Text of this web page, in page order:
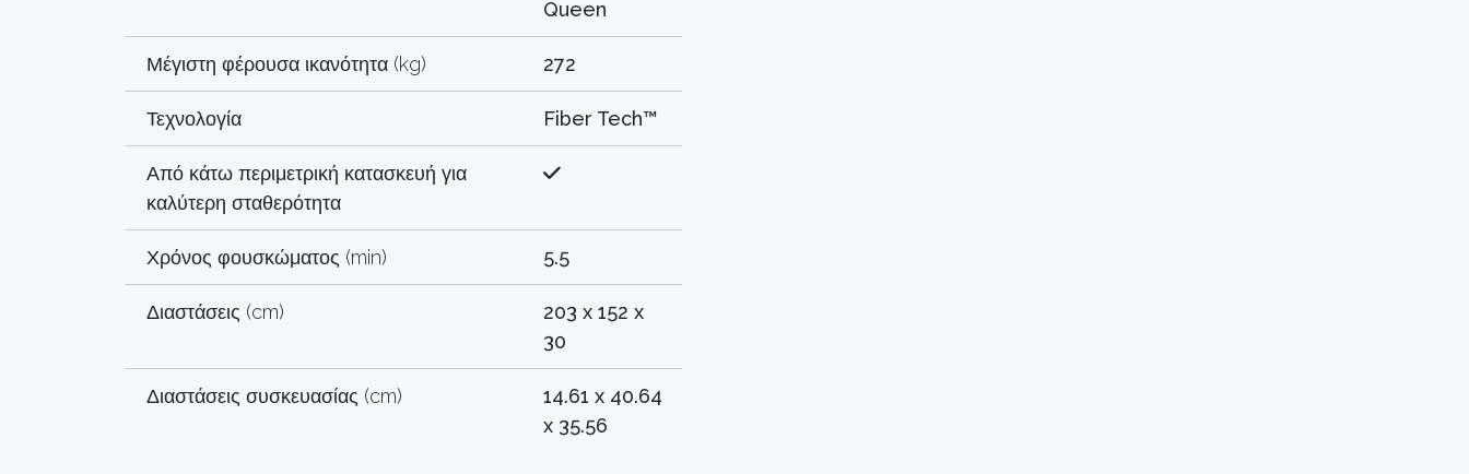
Queen
Μέγιστη φέρουσα ικανότητα (kg) 272
Τεχνολογία Fiber Tech™
Από κάτω περιμετρική κατασκευή για
καλύτερη σταθερότητα
Χρόνος φουσκώματος (min) 5.5
Διαστάσεις (cm)
203 x 152 x
30
Διαστάσεις συσκευασίας (cm)
14.61 x 40.64
x 35.56